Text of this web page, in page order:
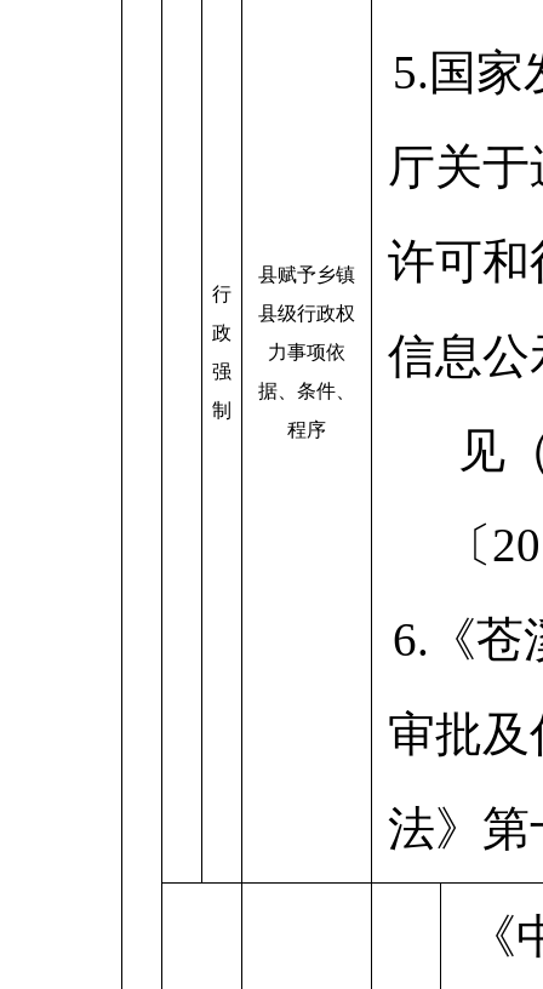
5.国家
厅关
许可和
信息公
见
〔
6.《苍
审批
法》第
行
政
强
制
县赋予乡镇
县级行政权
力事项依
据、条件、
程序